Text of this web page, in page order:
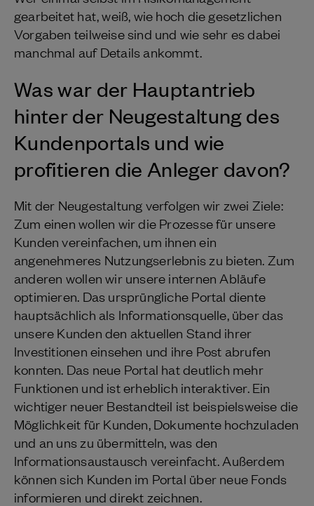
gearbeitet hat, weiß, wie hoch die gesetzlichen
Vorgaben teilweise sind und wie sehr es dabei
manchmal auf Details ankommt.
Was war der Hauptantrieb
hinter der Neugestaltung des
Kundenportals und wie
profitieren die Anleger davon?
Mit der Neugestaltung verfolgen wir zwei Ziele:
Zum einen wollen wir die Prozesse für unsere
Kunden vereinfachen, um ihnen ein
angenehmeres Nutzungserlebnis zu bieten. Zum
anderen wollen wir unsere internen Abläufe
optimieren. Das ursprüngliche Portal diente
hauptsächlich als Informationsquelle, über das
unsere Kunden den aktuellen Stand ihrer
Investitionen einsehen und ihre Post abrufen
konnten. Das neue Portal hat deutlich mehr
Funktionen und ist erheblich interaktiver. Ein
wichtiger neuer Bestandteil ist beispielsweise die
Möglichkeit für Kunden, Dokumente hochzuladen
und an uns zu übermitteln, was den
Informationsaustausch vereinfacht. Außerdem
können sich Kunden im Portal über neue Fonds
informieren und direkt zeichnen.